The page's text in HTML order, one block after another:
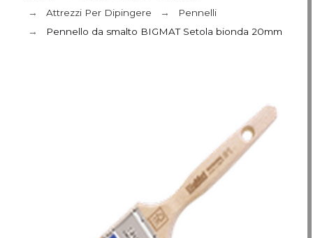
Attrezzi Per Dipingere
Pennelli
Pennello da smalto BIGMAT Setola bionda 20mm